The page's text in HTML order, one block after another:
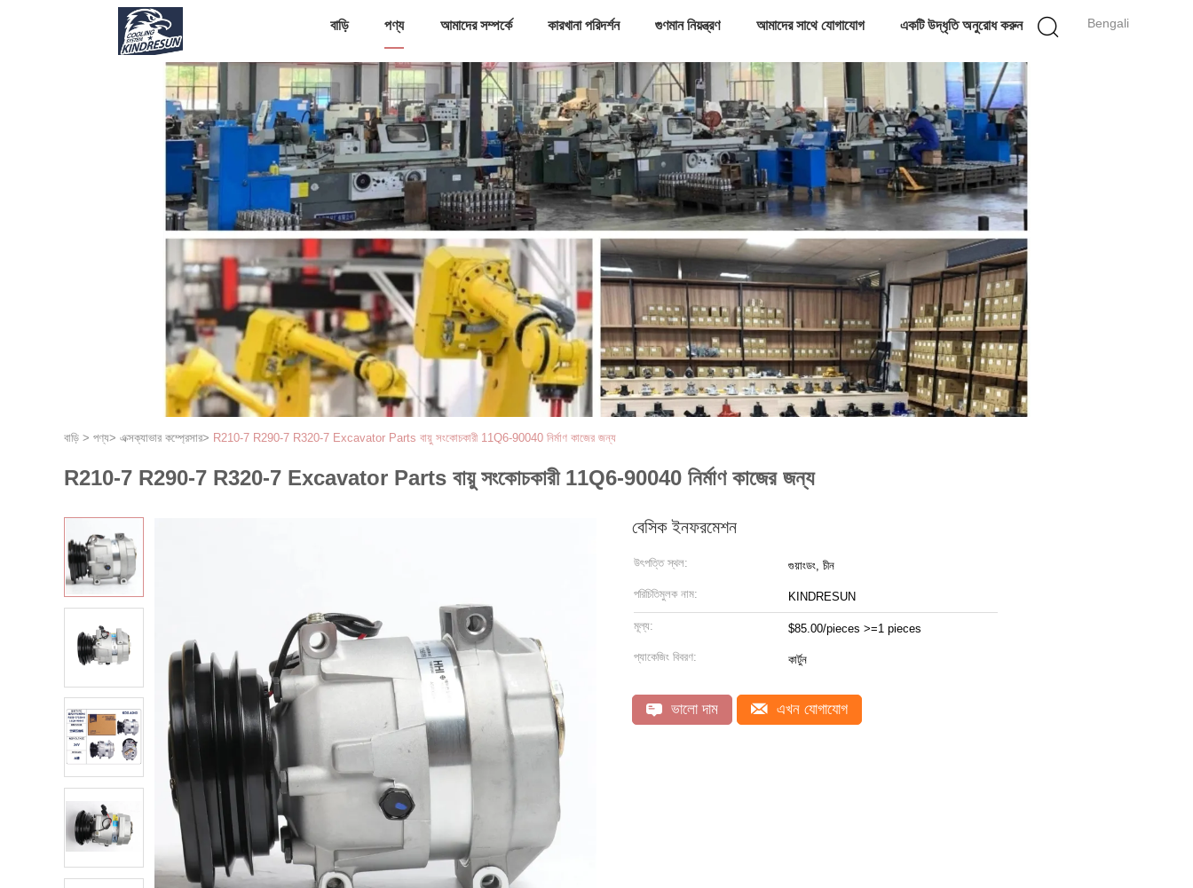
Bengali
বাড়ি পণ্য আমাদের সম্পর্কে কারখানা পরিদর্শন গুণমান নিয়ন্ত্রণ আমাদের সাথে যোগাযোগ একটি উদ্ধৃতি অনুরোধ করুন
বাড়ি > পণ্য> এক্সক্যাভার কম্প্রেসার> R210-7 R290-7 R320-7 Excavator Parts বায়ু সংকোচকারী 11Q6-90040 নির্মাণ কাজের জন্য
R210-7 R290-7 R320-7 Excavator Parts বায়ু সংকোচকারী 11Q6-90040 নির্মাণ কাজের জন্য
বেসিক ইনফরমেশন
উৎপত্তি স্থল: গুয়াংডং, চীন
পরিচিতিমুলক নাম: KINDRESUN
মূল্য: $85.00/pieces >=1 pieces
প্যাকেজিং বিবরণ: কার্টুন
ভালো দাম এখন যোগাযোগ